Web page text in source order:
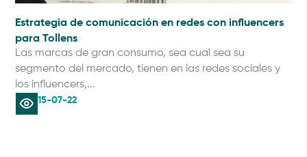
Estrategia de comunicación en redes con influencers
para Tollens
Las marcas de gran consumo, sea cual sea su
segmento del mercado, tienen en las redes sociales y
los influencers,...
15-07-22